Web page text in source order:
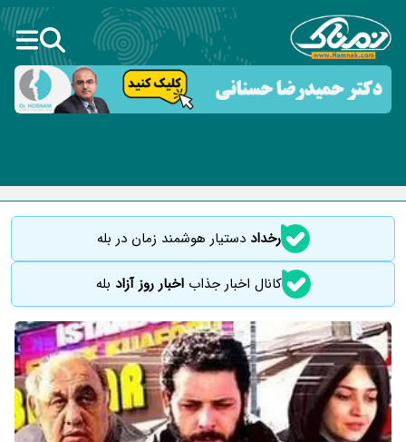
رخداددستیار هوشمند زمان در بله
کانال اخبار جذاباخبار روز آزاد بله